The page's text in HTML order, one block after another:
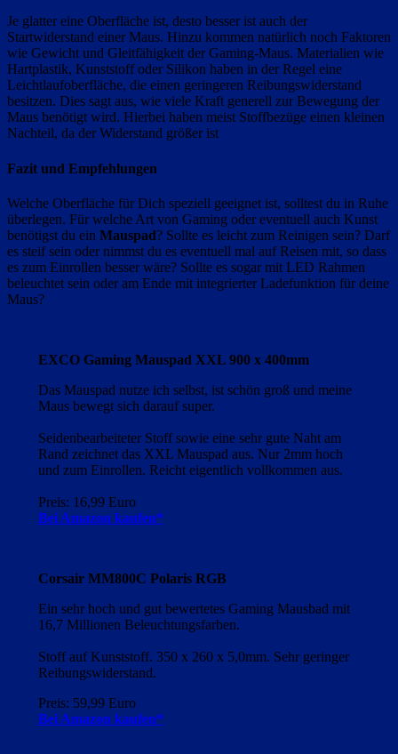
Je glatter eine Oberfläche ist, desto besser ist auch der
Startwiderstand einer Maus. Hinzu kommen natürlich noch Faktoren
wie Gewicht und Gleitfähigkeit der Gaming-Maus. Materialien wie
Hartplastik, Kunststoff oder Silikon haben in der Regel eine
Leichtlaufoberfläche, die einen geringeren Reibungswiderstand
besitzen. Dies sagt aus, wie viele Kraft generell zur Bewegung der
Maus benötigt wird. Hierbei haben meist Stoffbezüge einen kleinen
Nachteil, da der Widerstand größer ist
Fazit und Empfehlungen
Welche Oberfläche für Dich speziell geeignet ist, solltest du in Ruhe
überlegen. Für welche Art von Gaming oder eventuell auch Kunst
benötigst du ein Mauspad? Sollte es leicht zum Reinigen sein? Darf
es steif sein oder nimmst du es eventuell mal auf Reisen mit, so dass
es zum Einrollen besser wäre? Sollte es sogar mit LED Rahmen
beleuchtet sein oder am Ende mit integrierter Ladefunktion für deine
Maus?
EXCO Gaming Mauspad XXL 900 x 400mm
Das Mauspad nutze ich selbst, ist schön groß und meine
Maus bewegt sich darauf super.
Seidenbearbeiteter Stoff sowie eine sehr gute Naht am
Rand zeichnet das XXL Mauspad aus. Nur 2mm hoch
und zum Einrollen. Reicht eigentlich vollkommen aus.
Preis: 16,99 Euro
Bei Amazon kaufen*
Corsair MM800C Polaris RGB
Ein sehr hoch und gut bewertetes Gaming Mausbad mit
16,7 Millionen Beleuchtungsfarben.
Stoff auf Kunststoff. 350 x 260 x 5,0mm. Sehr geringer
Reibungswiderstand.
Preis: 59,99 Euro
Bei Amazon kaufen*